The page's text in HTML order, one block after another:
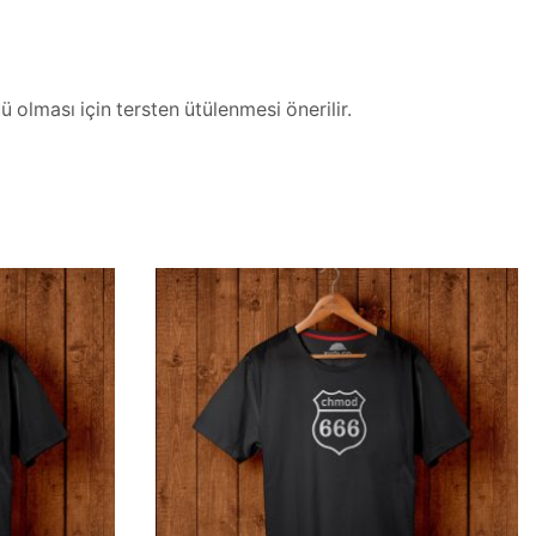
olması için tersten ütülenmesi önerilir.